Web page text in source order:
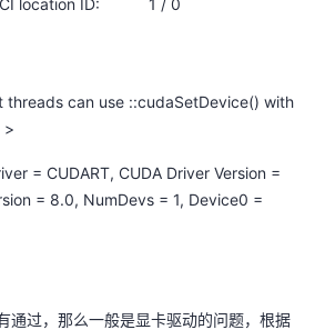
PCI location ID: 1 / 0
threads can use ::cudaSetDevice() with
>
= CUDART, CUDA Driver Version =
= 8.0, NumDevs = 1, Device0 =
过，那么一般是显卡驱动的问题，根据